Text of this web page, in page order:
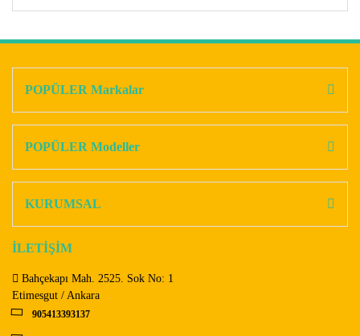
Ürün açıklamasında eksik bilgiler bulunuyor.
Bu ürüne benzer farklı alternatifler olmalı.
POPÜLER Markalar
POPÜLER Modeller
KURUMSAL
İLETİŞİM
Bahçekapı Mah. 2525. Sok No: 1
Etimesgut / Ankara
905413393137